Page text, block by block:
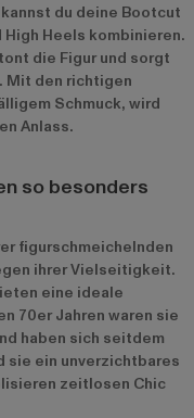
du deine Bootcut
Heels kombinieren.
die Figur und sorgt
Mit den richtigen
Schmuck, wird
Anlass.
so besonders
figurschmeichelnden
ihrer Vielseitigkeit.
eine ideale
70er Jahren waren sie
haben sich seitdem
sie ein unverzichtbares
zeitlosen Chic